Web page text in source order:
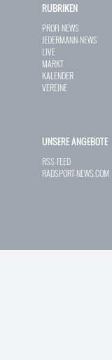
RUBRIKEN
PROFI-NEWS
JEDERMANN-NEWS
LIVE
MARKT
KALENDER
VEREINE
UNSERE ANGEBOTE
RSS-FEED
RADSPORT-NEWS.COM